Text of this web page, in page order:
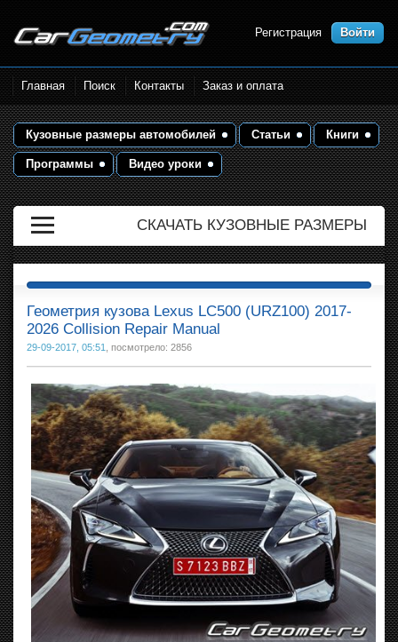
Размеры кузова автомобилей.
Контрольные точки и кузовные
размеры. Геометрия кузова
Регистрация Войти
Главная Поиск Контакты Заказ и оплата
Кузовные размеры автомобилей Статьи Книги
Программы Видео уроки
СКАЧАТЬ КУЗОВНЫЕ РАЗМЕРЫ
Геометрия кузова Lexus LC500 (URZ100) 2017-
2026 Collision Repair Manual
29-09-2017, 05:51 , посмотрело: 2856